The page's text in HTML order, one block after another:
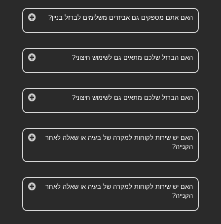
האם אתם מספקים גם אביזרים משלימים לברזל בניין?
האם הברזל שלכם מתאים גם לשימוש חיצוני?
האם הברזל שלכם מתאים גם לשימוש חיצוני?
האם יש שירות לקוחות למקרה של בעיה או שאלה לאחר
הקנייה?
האם יש שירות לקוחות למקרה של בעיה או שאלה לאחר
הקנייה?